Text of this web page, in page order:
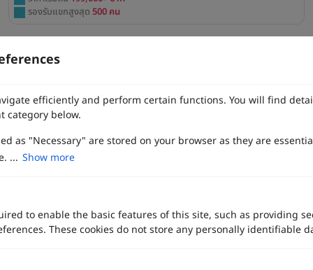
efficiently and perform certain functions. You will find
category below.
as "Necessary" are stored on your browser as they are
... Show more
to enable the basic features of this site, such as providing
These cookies do not store any personally identifiable
รองรับแขกสูงสุด 500 คน
บทความล่าสุด